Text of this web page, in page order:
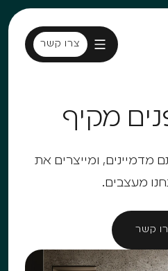
צרו קשר
צרו קשר
מקיף
ומייצרים את
מעצבים.
קשר